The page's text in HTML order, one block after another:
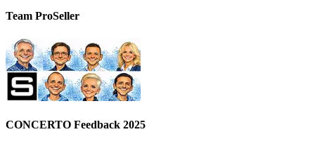
Team ProSeller
CONCERTO Feedback 2025